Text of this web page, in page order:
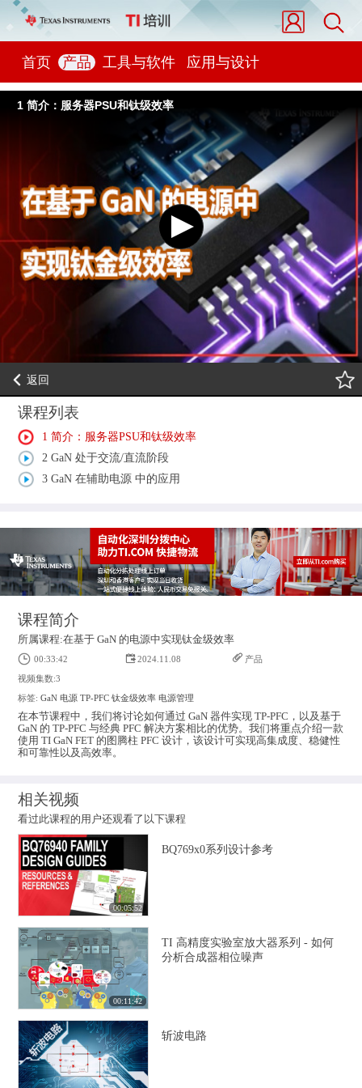
首页 产品 工具与软件 应用与设计
1 简介：服务器PSU和钛级效率
返回
课程列表
1 简介：服务器PSU和钛级效率
2 GaN 处于交流/直流阶段
3 GaN 在辅助电源 中的应用
课程简介
所属课程:在基于 GaN 的电源中实现钛金级效率
00:33:42 2024.11.08
产品
视频集数:3
标签:GaN 电源 TP-PFC 钛金级效率 电源管理
在本节课程中，我们将讨论如何通过 GaN 器件实现 TP-PFC，以及基于
GaN 的 TP-PFC 与经典 PFC 解决方案相比的优势。我们将重点介绍一款
使用 TI GaN FET 的图腾柱 PFC 设计，该设计可实现高集成度、稳健性
和可靠性以及高效率。
相关视频
看过此课程的用户还观看了以下课程
00:05:52
BQ769x0系列设计参考
00:11:42
TI 高精度实验室放大器系列 - 如何
分析合成器相位噪声
斩波电路